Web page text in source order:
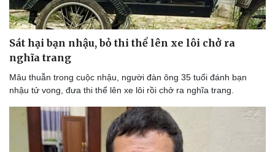
Sát hại bạn nhậu, bỏ thi thể lên xe lôi chở ra
nghĩa trang
Mâu thuẫn trong cuộc nhậu, người đàn ông 35 tuổi đánh bạn
nhậu tử vong, đưa thi thể lên xe lôi rồi chở ra nghĩa trang.